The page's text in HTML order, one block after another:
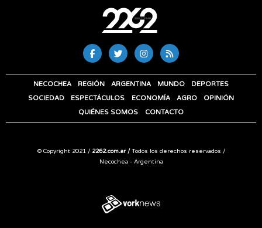
NECOCHEA REGIÓN ARGENTINA MUNDO
DEPORTES
SOCIEDAD
ESPECTÁCULOS ECONOMÍA AGRO
OPINIÓN
QUIÉNES SOMOS
CONTACTO
© Copyright 2021 / 2262.com.ar /Todos los derechos reservados /
Necochea - Argentina